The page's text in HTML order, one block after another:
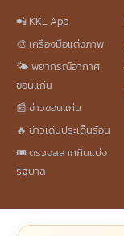
📲 KKL App
🎨 เครื่องมือแต่งภาพ
🌤️ พยากรณ์อากาศ
ขอนแก่น
📰 ข่าวขอนแก่น
🔥 ข่าวเด่นประเด็นร้อน
🎟️ ตรวจสลากกินแบ่ง
รัฐบาล